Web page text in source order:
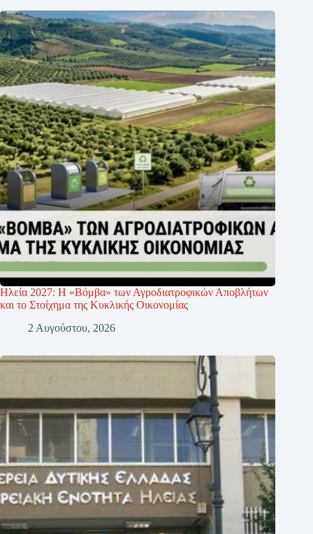
Ηλεία 2027: Η «Βόμβα» των Αγροδιατροφικών Αποβλήτων
και το Στοίχημα της Κυκλικής Οικονομίας
2 Αυγούστου, 2026